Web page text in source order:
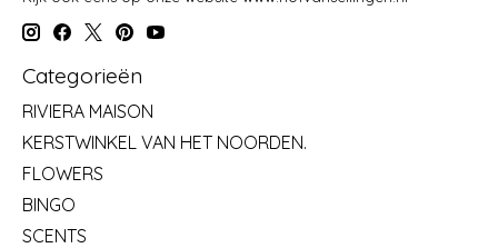
Categorieën
RIVIERA MAISON
KERSTWINKEL VAN HET NOORDEN.
FLOWERS
BINGO
SCENTS